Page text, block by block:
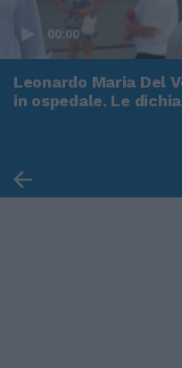
00:00
Leonardo Maria Del
in ospedale. Le